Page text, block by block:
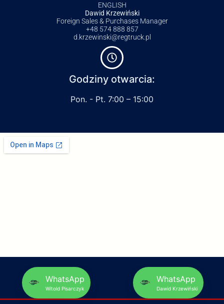
ENGLISH
Dawid Krzewiński
Foreign Sales & Purchases Manager
+48 574 888 857
d.krzewinski@regtruck.pl
Godziny otwarcia:
Pon. - Pt. 7:00 – 15:00
WhatsApp
Witold Pisarczyk
WhatsApp
Dawid Krzewiński